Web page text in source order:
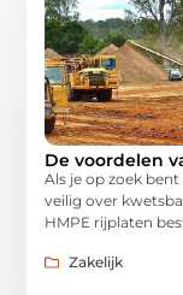
De voordelen
Als je op zoek
veilig over
HMPE rijplaten
Zakelijk